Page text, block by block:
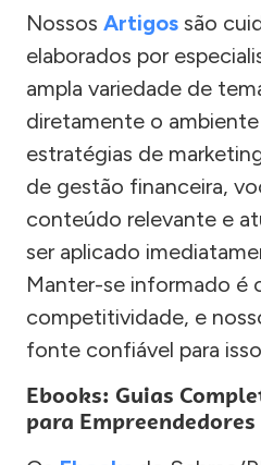
Nossos Artigos são
elaborados por
ampla variedade de
diretamente o
estratégias de
de gestão financeira,
conteúdo relevante e
ser aplicado
Manter-se informado é
competitividade, e
fonte confiável para
Ebooks: Guias
para Empreendedores